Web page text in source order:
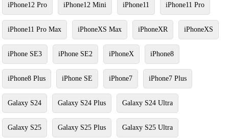
iPhone12 Pro iPhone12 Mini iPhone11 iPhone11 Pro
iPhone11 Pro Max iPhoneXS Max iPhoneXR iPhoneXS
iPhone SE3 iPhone SE2 iPhoneX iPhone8
iPhone8 Plus iPhone SE iPhone7 iPhone7 Plus
Galaxy S24 Galaxy S24 Plus Galaxy S24 Ultra
Galaxy S25 Galaxy S25 Plus Galaxy S25 Ultra